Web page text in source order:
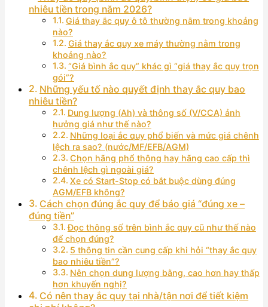
nhiêu tiền trong năm 2026?
Giá thay ắc quy ô tô thường nằm trong khoảng
nào?
Giá thay ắc quy xe máy thường nằm trong
khoảng nào?
“Giá bình ắc quy” khác gì “giá thay ắc quy trọn
gói”?
Những yếu tố nào quyết định thay ắc quy bao
nhiêu tiền?
Dung lượng (Ah) và thông số (V/CCA) ảnh
hưởng giá như thế nào?
Những loại ắc quy phổ biến và mức giá chênh
lệch ra sao? (nước/MF/EFB/AGM)
Chọn hãng phổ thông hay hãng cao cấp thì
chênh lệch gì ngoài giá?
Xe có Start-Stop có bắt buộc dùng đúng
AGM/EFB không?
Cách chọn đúng ắc quy để báo giá “đúng xe –
đúng tiền”
Đọc thông số trên bình ắc quy cũ như thế nào
để chọn đúng?
5 thông tin cần cung cấp khi hỏi “thay ắc quy
bao nhiêu tiền”?
Nên chọn dung lượng bằng, cao hơn hay thấp
hơn khuyến nghị?
Có nên thay ắc quy tại nhà/tận nơi để tiết kiệm